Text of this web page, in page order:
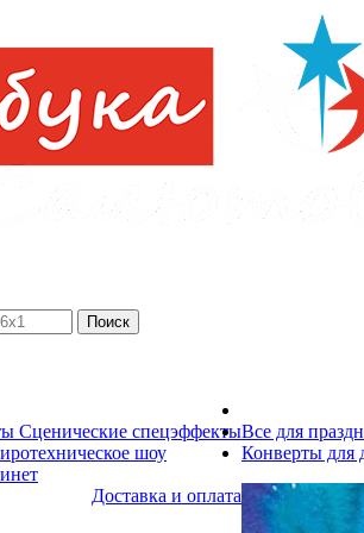
Поиск
Сценические спецэффекты
шоу
Доставка и оплата
Все для
Конверты для